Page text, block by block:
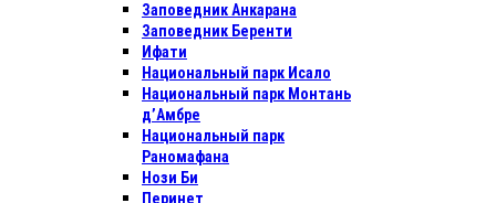
Заповедник Анкарана
Заповедник Беренти
Ифати
Национальный парк Исало
Национальный парк Монтань
д’Амбре
Национальный парк
Раномафана
Нози Би
Перинет